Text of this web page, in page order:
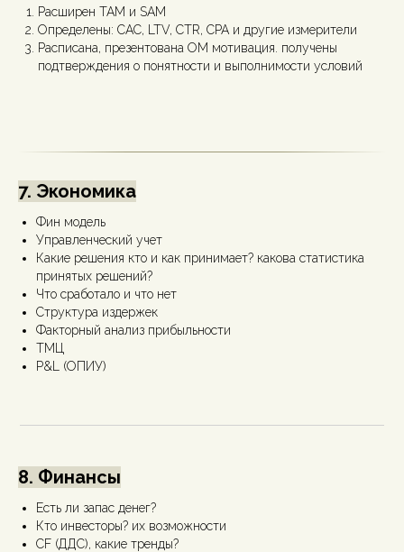
Расширен ТАМ и SAM
Определены: CAC, LTV, CTR, CPA и другие измерители
Расписана, презентована ОМ мотивация. получены
подтверждения о понятности и выполнимости условий
7. Экономика
Фин модель
Управленческий учет
Какие решения кто и как принимает? какова статистика
принятых решений?
Что сработало и что нет
Структура издержек
Факторный анализ прибыльности
ТМЦ
P&L (ОПИУ)
8. Финансы
Есть ли запас денег?
Кто инвесторы? их возможности
CF (ДДС), какие тренды?